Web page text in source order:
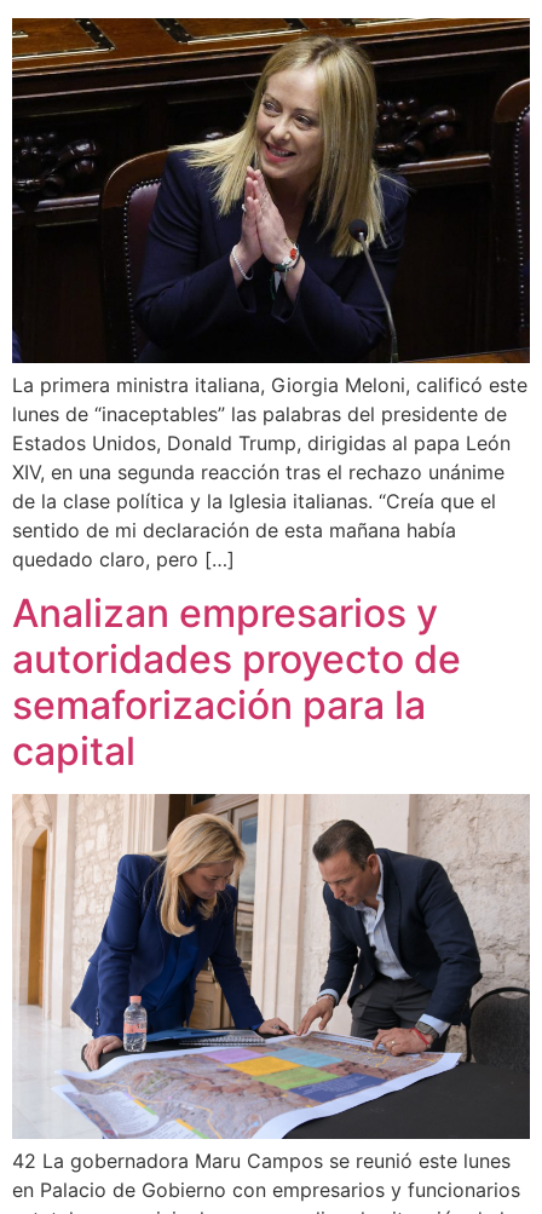
La primera ministra italiana, Giorgia Meloni, calificó este
lunes de “inaceptables” las palabras del presidente de
Estados Unidos, Donald Trump, dirigidas al papa León
XIV, en una segunda reacción tras el rechazo unánime
de la clase política y la Iglesia italianas. “Creía que el
sentido de mi declaración de esta mañana había
quedado claro, pero […]
Analizan empresarios y
autoridades proyecto de
semaforización para la
capital
42 La gobernadora Maru Campos se reunió este lunes
en Palacio de Gobierno con empresarios y funcionarios